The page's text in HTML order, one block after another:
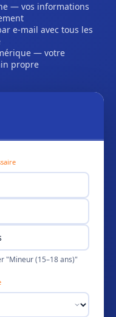
— vos informations
e-mail avec tous les
— votre
propre
"Mineur (15–18 ans)"